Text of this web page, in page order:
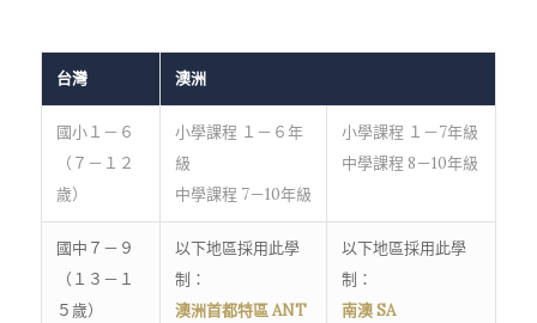
台灣 澳洲
國小１－６
（７－１２
歲）
小學課程 １－６年
級
中學課程 7－10年級
小學課程 １－7年級
中學課程 8－10年級
國中７－９
（１３－１
５歲）
以下地區採用此學
制：
澳洲首都特區 ANT
以下地區採用此學
制：
南澳 SA